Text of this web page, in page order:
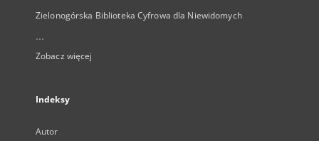
Zielonogórska Biblioteka Cyfrowa dla Niewidomych
...
Zobacz więcej
Indeksy
Autor